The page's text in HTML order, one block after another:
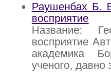
Раушенбах Б.
восприятие
Название:
восприятие
академика
ученого,